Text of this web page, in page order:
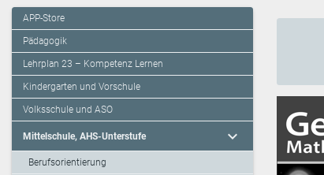
APP-Store
Pädagogik
Lehrplan 23 – Kompetenz Lernen
Kindergarten und Vorschule
Volksschule und ASO
Mittelschule, AHS-Unterstufe expand_more
Berufsorientierung